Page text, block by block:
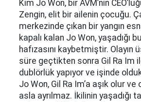
Kim Jo Won, bir AVM’nin
Zengin, elit bir ailenin çocuğu.
merkezinde çıkan bir yangın
kapalı kalan Jo Won, yaşadığı
hafızasını kaybetmiştir. Olayın
süre geçtikten sonra Gil Ra Im
dublörlük yapıyor ve işinde
Jo Won, Gil Ra Im’a aşık olur
asla ayrılmaz. İkilinin yaşadığı